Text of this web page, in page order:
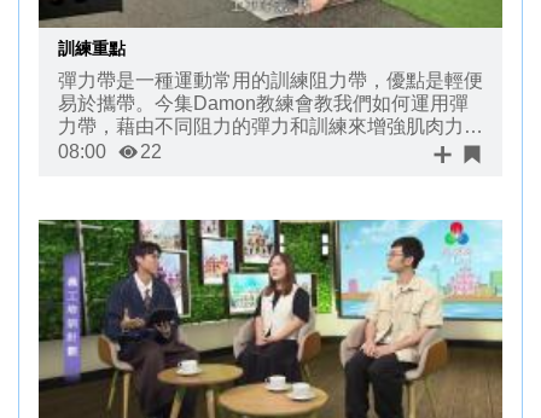
訓練重點
彈力帶是一種運動常用的訓練阻力帶，優點是輕便
易於攜帶。今集Damon教練會教我們如何運用彈
力帶，藉由不同阻力的彈力和訓練來增強肌肉力
量，提升速度。
08:00 22